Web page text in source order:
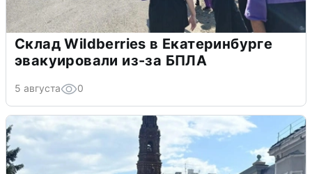
Склад Wildberries в Екатеринбурге
эвакуировали из-за БПЛА
5 августа 0